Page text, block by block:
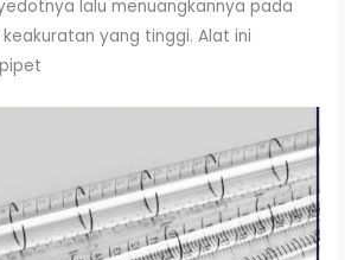
lalu menuangkannya pada
yang tinggi. Alat ini